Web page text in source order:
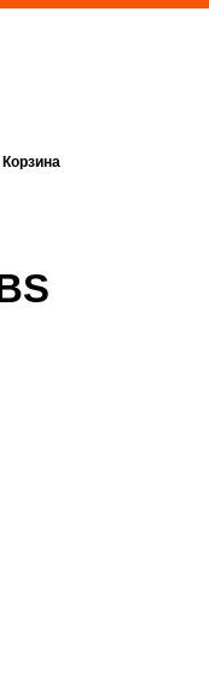
Корзина